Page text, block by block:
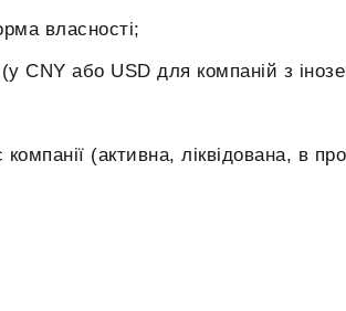
власності;
(у CNY або USD для компаній з
(активна, ліквідована, в